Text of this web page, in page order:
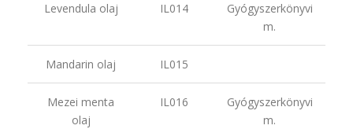
Levendula olaj IL014
Gyógyszerkönyvi
m.
Mandarin olaj IL015
Mezei menta
olaj
IL016
Gyógyszerkönyvi
m.